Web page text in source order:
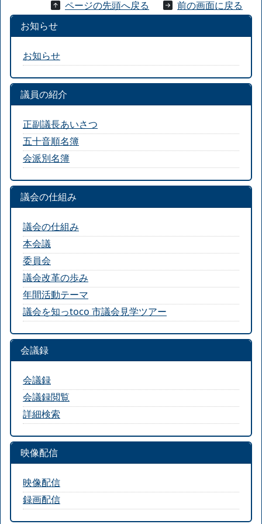
ページの先頭へ戻る
前の画面に戻る
お知らせ
お知らせ
議員の紹介
正副議長あいさつ
五十音順名簿
会派別名簿
議会の仕組み
議会の仕組み
本会議
委員会
議会改革の歩み
年間活動テーマ
議会を知っtoco 市議会見学ツアー
会議録
会議録
会議録閲覧
詳細検索
映像配信
映像配信
録画配信